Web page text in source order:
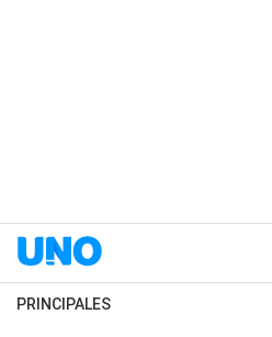
PRINCIPALES